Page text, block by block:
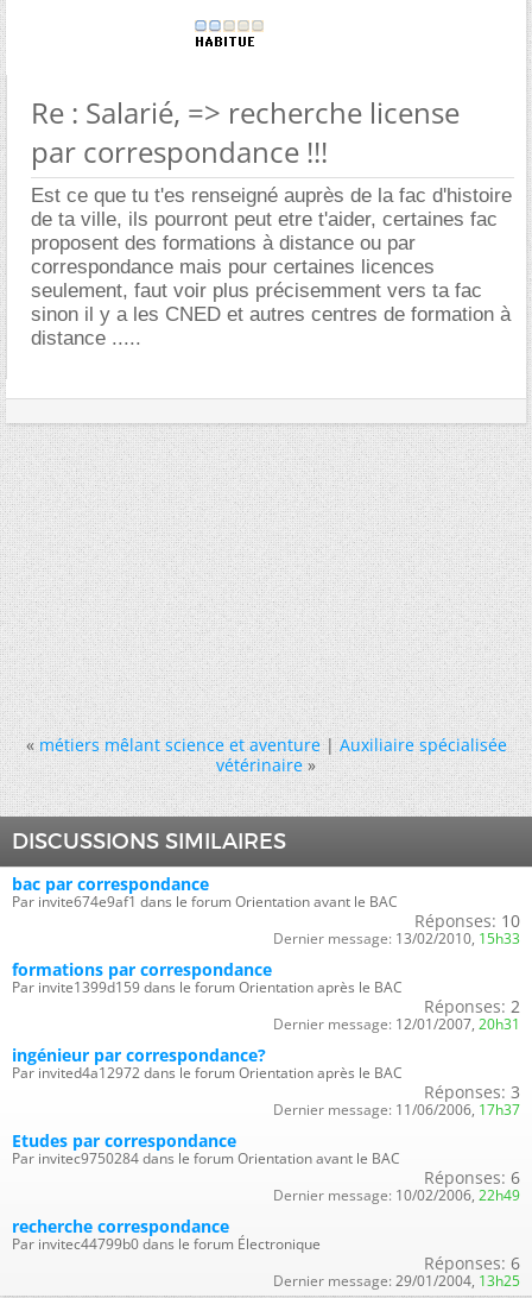
Re : Salarié, => recherche license
par correspondance !!!
Est ce que tu t'es renseigné auprès de la fac d'histoire
de ta ville, ils pourront peut etre t'aider, certaines fac
proposent des formations à distance ou par
correspondance mais pour certaines licences
seulement, faut voir plus précisemment vers ta fac
sinon il y a les CNED et autres centres de formation à
distance .....
« métiers mêlant science et aventure|Auxiliaire spécialisée
vétérinaire »
DISCUSSIONS SIMILAIRES
bac par correspondance
Par invite674e9af1 dans le forum Orientation avant le BAC
Réponses: 10
Dernier message: 13/02/2010, 15h33
formations par correspondance
Par invite1399d159 dans le forum Orientation après le BAC
Réponses: 2
Dernier message: 12/01/2007, 20h31
ingénieur par correspondance?
Par invited4a12972 dans le forum Orientation après le BAC
Réponses: 3
Dernier message: 11/06/2006, 17h37
Etudes par correspondance
Par invitec9750284 dans le forum Orientation avant le BAC
Réponses: 6
Dernier message: 10/02/2006, 22h49
recherche correspondance
Par invitec44799b0 dans le forum Électronique
Réponses: 6
Dernier message: 29/01/2004, 13h25